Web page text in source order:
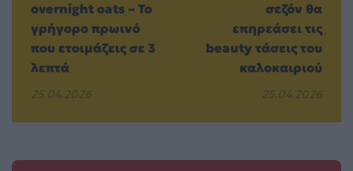
overnight oats – Το
γρήγορο πρωινό
που ετοιμάζεις σε 3
λεπτά
25.04.2026
σεζόν θα
επηρεάσει τις
beauty τάσεις του
καλοκαιριού
25.04.2026